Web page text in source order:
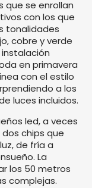
que se enrollan
con los que
tonalidades
cobre y verde
en primavera
con el estilo
a los
luces incluidos.
led, a veces
chips que
de fría a
La
los 50 metros
complejas.